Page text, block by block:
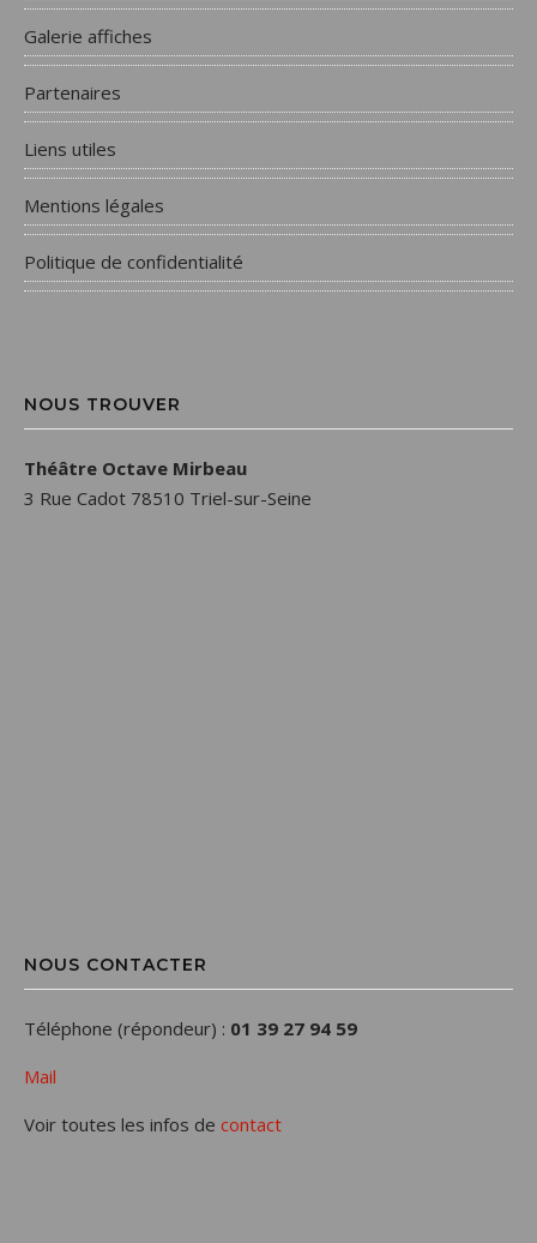
Galerie affiches
Partenaires
Liens utiles
Mentions légales
Politique de confidentialité
NOUS TROUVER
Théâtre Octave Mirbeau
3 Rue Cadot 78510 Triel-sur-Seine
NOUS CONTACTER
Téléphone (répondeur) : 01 39 27 94 59
Mail
Voir toutes les infos de contact